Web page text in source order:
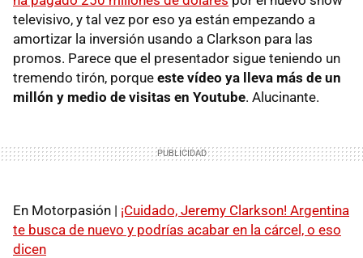
televisivo, y tal vez por eso ya están empezando a
amortizar la inversión usando a Clarkson para las
promos. Parece que el presentador sigue teniendo un
tremendo tirón, porque este vídeo ya lleva más de un
millón y medio de visitas en Youtube. Alucinante.
En Motorpasión | ¡Cuidado, Jeremy Clarkson! Argentina
te busca de nuevo y podrías acabar en la cárcel, o eso
dicen